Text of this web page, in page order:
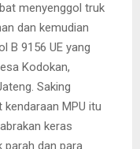
menyenggol truk
dan kemudian
B 9156 UE yang
Kodokan,
Saking
MPU itu
keras
parah dan para